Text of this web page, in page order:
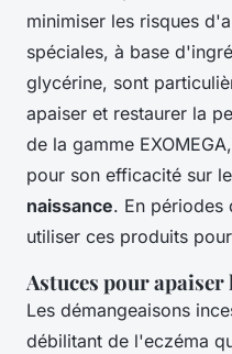
minimiser les risques
spéciales, à base
glycérine, sont
apaiser et restaurer la
de la gamme
pour son efficacité sur
naissance. En périodes
utiliser ces produits
Astuces pour apaiser
Les démangeaisons
débilitant de l'eczéma